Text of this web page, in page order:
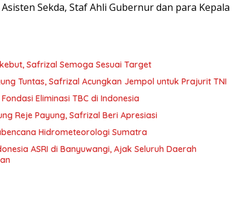
Sekda, Staf Ahli Gubernur dan para Kepala
Safrizal Semoga Sesuai Target
Tuntas, Safrizal Acungkan Jempol untuk Prajurit TNI
Eliminasi TBC di Indonesia
Reje Payung, Safrizal Beri Apresiasi
Hidrometeorologi Sumatra
ASRI di Banyuwangi, Ajak Seluruh Daerah